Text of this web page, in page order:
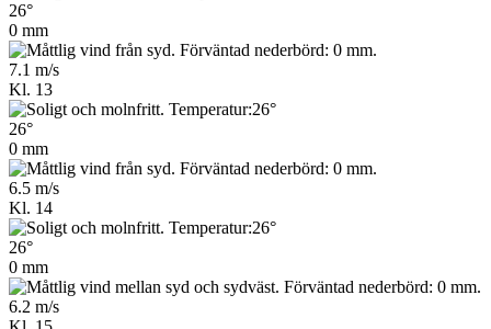
26°
0 mm
7.1 m/s
Kl. 13
26°
0 mm
6.5 m/s
Kl. 14
26°
0 mm
6.2 m/s